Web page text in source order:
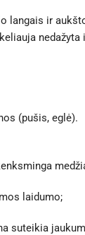
langais ir
(pušis, eglė).
laidumo;
suteikia